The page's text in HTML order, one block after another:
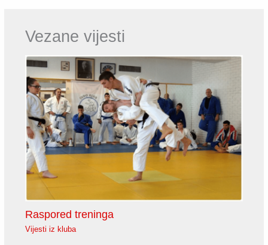
Vezane vijesti
Raspored treninga
Vijesti iz kluba